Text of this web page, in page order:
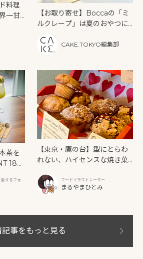
料理
一甘
【お取り寄せ】Boccaの「ミ
ルクレープ」は夏のおやつに
CAKE.TOKYO編集部
茶を
189
茶ア
クリ
するフォト
【東京・鷹の台】型にとらわ
れない、ハイセンスな焼き菓
フードイラストレーター
まるやまひとみ
記事をもっと見る